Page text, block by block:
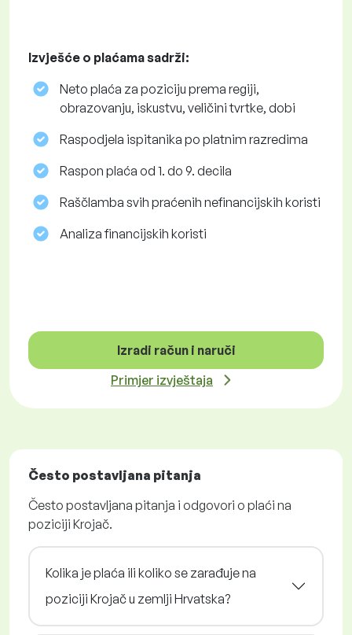
Izvješće o plaćama sadrži:
Neto plaća za poziciju prema regiji,
obrazovanju, iskustvu, veličini tvrtke, dobi
Raspodjela ispitanika po platnim razredima
Raspon plaća od 1. do 9. decila
Raščlamba svih praćenih nefinancijskih koristi
Analiza financijskih koristi
Izradi račun i naruči
Primjer izvještaja
Često postavljana pitanja
Često postavljana pitanja i odgovori o plaći na
poziciji Krojač.
Kolika je plaća ili koliko se zarađuje na
poziciji Krojač u zemlji Hrvatska?